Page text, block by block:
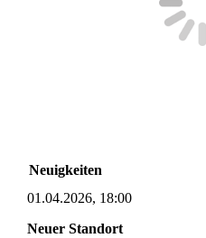
Neuigkeiten
01.04.2026, 18:00
Neuer Standort